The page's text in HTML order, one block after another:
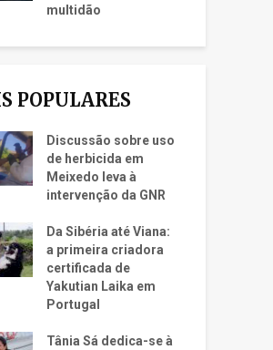
multidão
POPULARES
Discussão sobre uso
de herbicida em
Meixedo leva à
intervenção da GNR
Da Sibéria até Viana:
a primeira criadora
certificada de
Yakutian Laika em
Portugal
Tânia Sá dedica-se à